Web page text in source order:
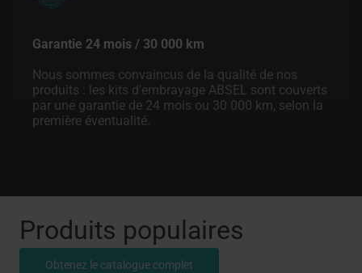
Garantie 24 mois / 30 000 km
Nous sommes convaincus de la qualité de nos
produits : les kits d'embrayage ABSEL sont couverts
par une garantie de 24 mois ou 30 000 km, selon la
première éventualité.
Produits populaires
Obtenez le catalogue complet